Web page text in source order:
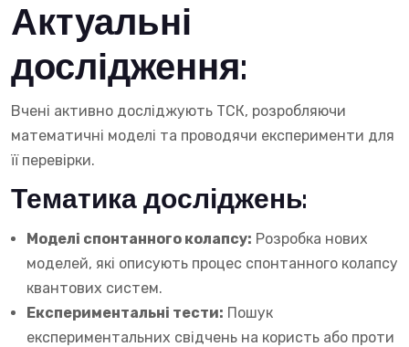
Актуальні
дослідження:
Вчені активно досліджують ТСК, розробляючи
математичні моделі та проводячи експерименти для
її перевірки.
Тематика досліджень:
Моделі спонтанного колапсу: Розробка нових
моделей, які описують процес спонтанного колапсу
квантових систем.
Експериментальні тести: Пошук
експериментальних свідчень на користь або проти